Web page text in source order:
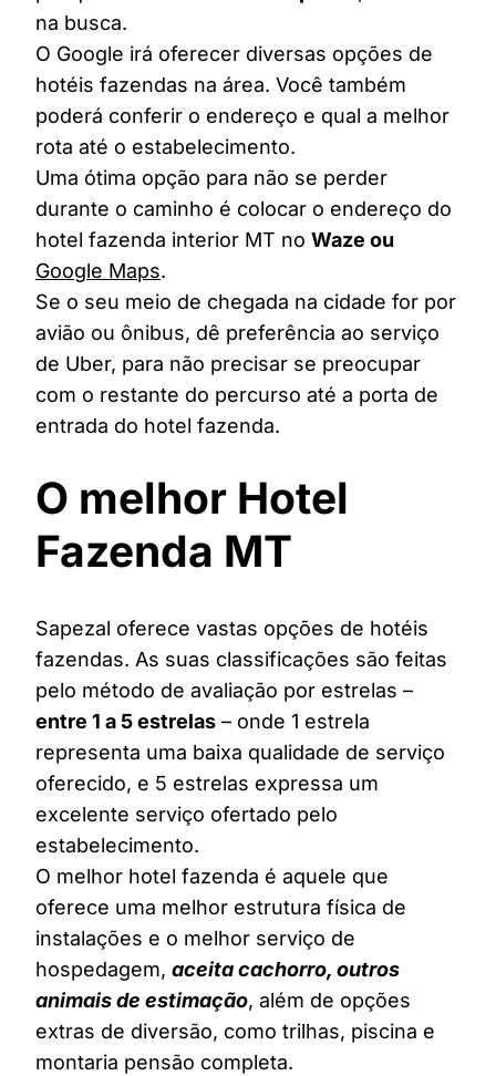
na busca.
O Google irá oferecer diversas opções de
hotéis fazendas na área. Você também
poderá conferir o endereço e qual a melhor
rota até o estabelecimento.
Uma ótima opção para não se perder
durante o caminho é colocar o endereço do
hotel fazenda interior MT no Waze ou
Google Maps.
Se o seu meio de chegada na cidade for por
avião ou ônibus, dê preferência ao serviço
de Uber, para não precisar se preocupar
com o restante do percurso até a porta de
entrada do hotel fazenda.
O melhor Hotel
Fazenda MT
Sapezal oferece vastas opções de hotéis
fazendas. As suas classificações são feitas
pelo método de avaliação por estrelas –
entre 1 a 5 estrelas – onde 1 estrela
representa uma baixa qualidade de serviço
oferecido, e 5 estrelas expressa um
excelente serviço ofertado pelo
estabelecimento.
O melhor hotel fazenda é aquele que
oferece uma melhor estrutura física de
instalações e o melhor serviço de
hospedagem, aceita cachorro, outros
animais de estimação, além de opções
extras de diversão, como trilhas, piscina e
montaria pensão completa.